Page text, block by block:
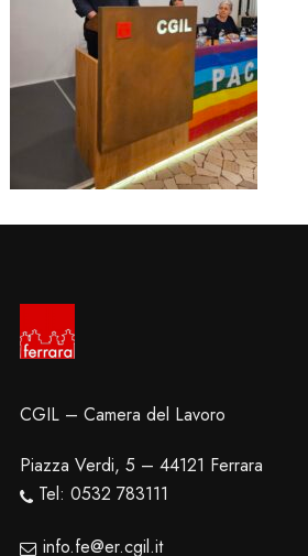
CGIL – Camera del Lavoro
Piazza Verdi, 5 – 44121 Ferrara
Tel: 0532 783111
info.fe@er.cgil.it